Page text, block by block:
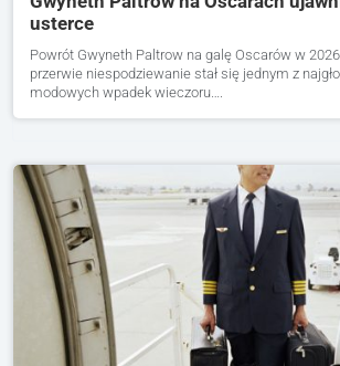
usterce
Powrót Gwyneth Paltrow na galę Oscarów w
przerwie niespodziewanie stał się jednym z
modowych wpadek wieczoru….